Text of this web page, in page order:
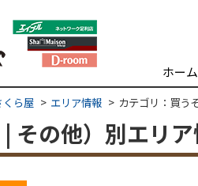
ホーム
くら屋 エリア情報 カテゴリ：買う
その他）別エリ